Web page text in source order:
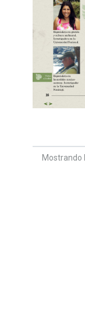
Mostrando